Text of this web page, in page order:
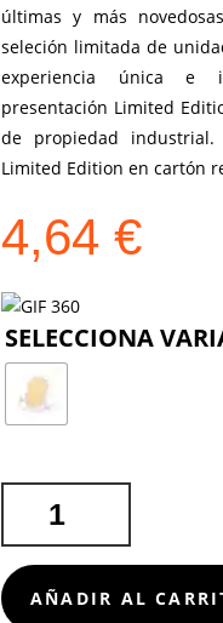
últimas y más
seleción limitada de
experiencia única e
presentación Limited
de propiedad
Limited Edition en cartón
4,64 €
BUISSON
CANTIDAD
AÑADIR AL